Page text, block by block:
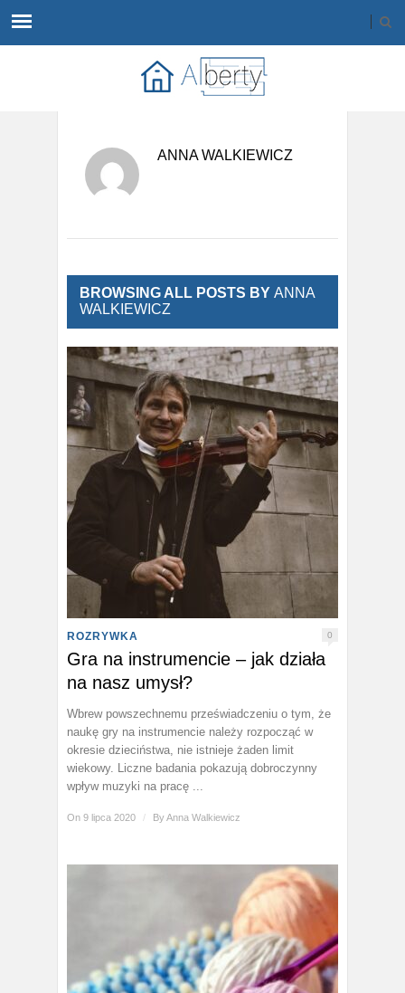
ANNA WALKIEWICZ
BROWSING ALL POSTS BY ANNA
WALKIEWICZ
ROZRYWKA 0
Gra na instrumencie – jak działa
na nasz umysł?
Wbrew powszechnemu przeświadczeniu o tym, że
naukę gry na instrumencie należy rozpocząć w
okresie dzieciństwa, nie istnieje żaden limit
wiekowy. Liczne badania pokazują dobroczynny
wpływ muzyki na pracę ...
On 9 lipca 2020 / ByAnna Walkiewicz